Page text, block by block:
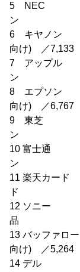
5 NEC
ン
6 キヤノン ／
向け) ／7,133
7 アップル
ン
8 エプソン ／
向け) ／6,767
9 東芝 ／
ン
10 富士通
ン
11 楽天カー
ド
12 ソニー
品
13 バッファロ
向け) ／5,264
14 デル